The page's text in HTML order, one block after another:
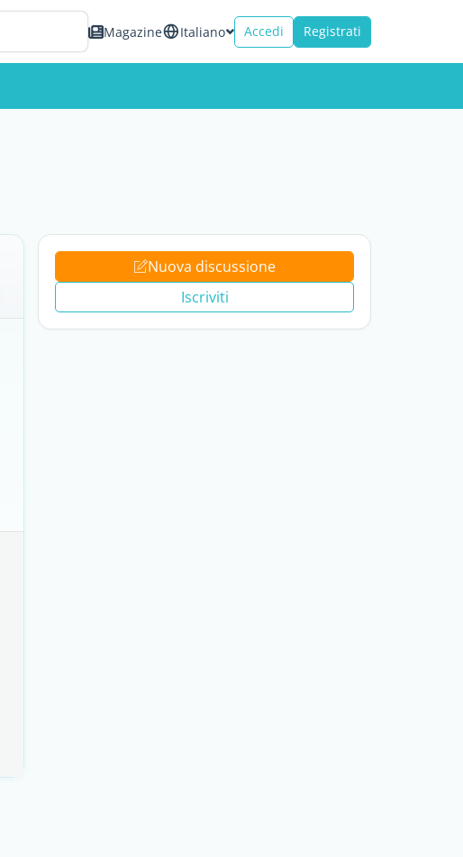
Magazine Italiano Accedi Registrati
Nuova discussione
Iscriviti